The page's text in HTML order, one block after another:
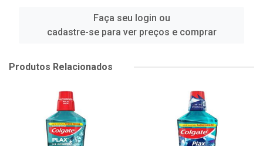
Faça seu login ou
cadastre-se para ver preços e comprar
Produtos Relacionados